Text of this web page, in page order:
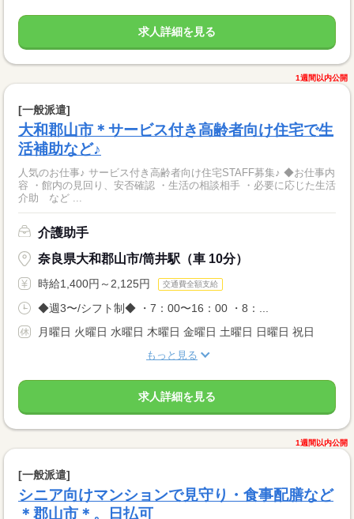
求人詳細を見る
1週間以内公開
[一般派遣]
大和郡山市＊サービス付き高齢者向け住宅で生
活補助など♪
人気のお仕事♪ サービス付き高齢者向け住宅STAFF募集♪ ◆お仕事内
容 ・館内の見回り、安否確認 ・生活の相談相手 ・必要に応じた生活
介助 など ...
介護助手
奈良県大和郡山市/筒井駅（車 10分）
時給1,400円～2,125円 交通費全額支給
◆週3〜/シフト制◆ ・7：00〜16：00 ・8：...
月曜日 火曜日 水曜日 木曜日 金曜日 土曜日 日曜日 祝日
もっと見る
求人詳細を見る
1週間以内公開
[一般派遣]
シニア向けマンションで見守り・食事配膳など
＊郡山市＊。日払可